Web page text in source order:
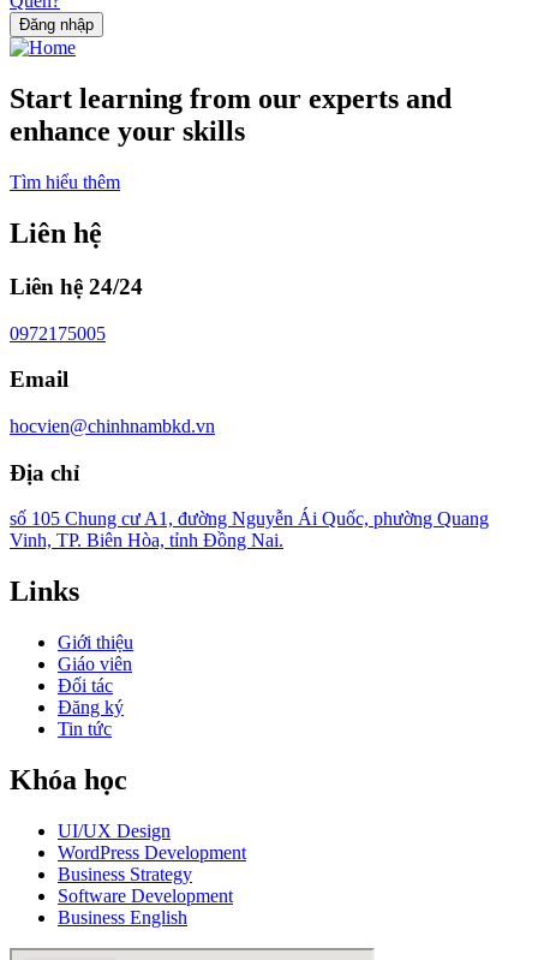
Đăng nhập
Start learning from our experts and
enhance your skills
Tìm hiểu thêm
Liên hệ
Liên hệ 24/24
0972175005
Email
hocvien@chinhnambkd.vn
Địa chỉ
số 105 Chung cư A1, đường Nguyễn Ái Quốc, phường Quang
Vinh, TP. Biên Hòa, tỉnh Đồng Nai.
Links
Giới thiệu
Giáo viên
Đối tác
Đăng ký
Tin tức
Khóa học
UI/UX Design
WordPress Development
Business Strategy
Software Development
Business English